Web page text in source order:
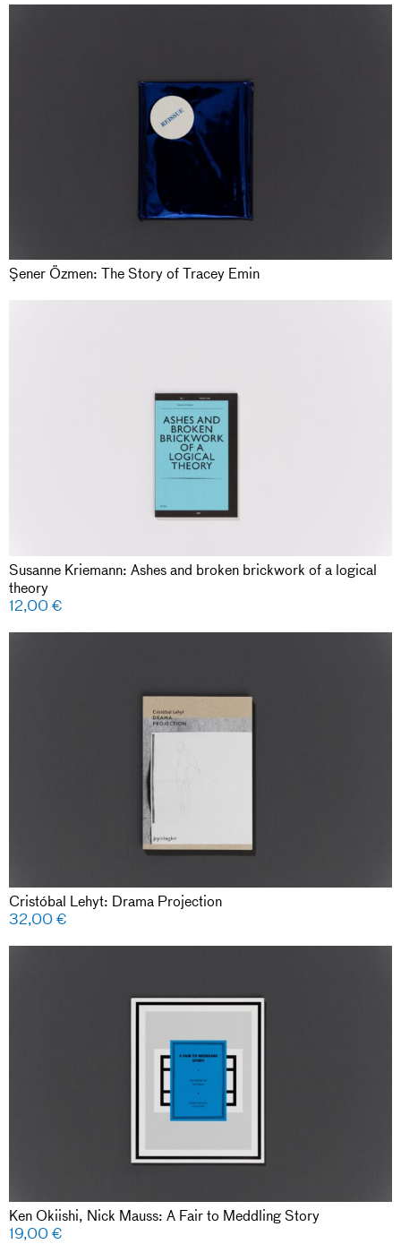
Şener Özmen: The Story of Tracey Emin
Susanne Kriemann: Ashes and broken brickwork of a logical
theory
12,00€
Cristóbal Lehyt: Drama Projection
32,00€
Ken Okiishi, Nick Mauss: A Fair to Meddling Story
19,00€